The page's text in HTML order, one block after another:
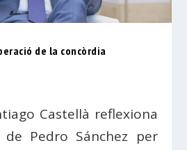
de la concòrdia
Castellà reflexiona
de Pedro Sánchez per